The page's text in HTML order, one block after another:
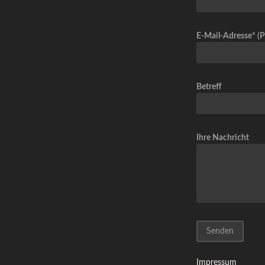
E-Mail-Adresse*
Betreff
Ihre Nachricht
Impressum